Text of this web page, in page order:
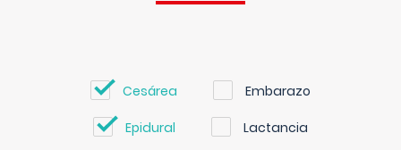
Cesárea Embarazo
Epidural Lactancia